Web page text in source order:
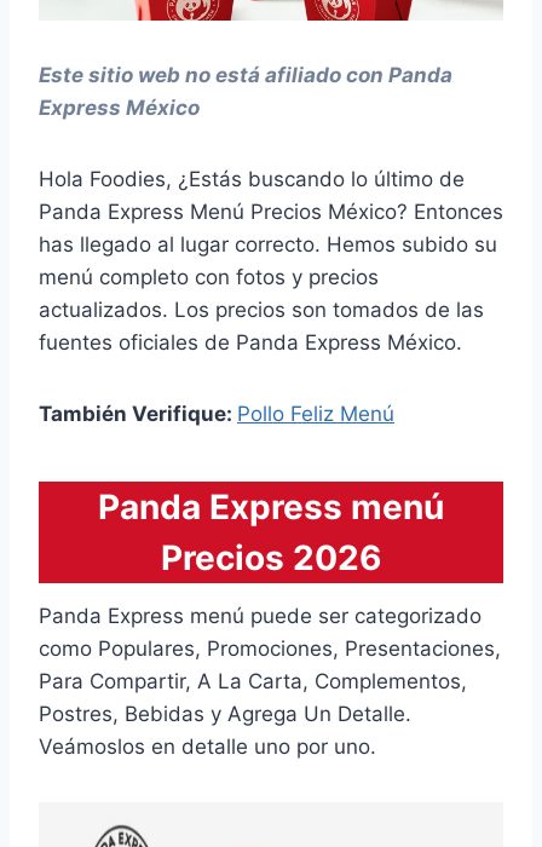
Este sitio web no está afiliado con Panda
Express México
Hola Foodies, ¿Estás buscando lo último de
Panda Express Menú Precios México? Entonces
has llegado al lugar correcto. Hemos subido su
menú completo con fotos y precios
actualizados. Los precios son tomados de las
fuentes oficiales de Panda Express México.
También Verifique: Pollo Feliz Menú
Panda Express menú
Precios 2026
Panda Express menú puede ser categorizado
como Populares, Promociones, Presentaciones,
Para Compartir, A La Carta, Complementos,
Postres, Bebidas y Agrega Un Detalle.
Veámoslos en detalle uno por uno.